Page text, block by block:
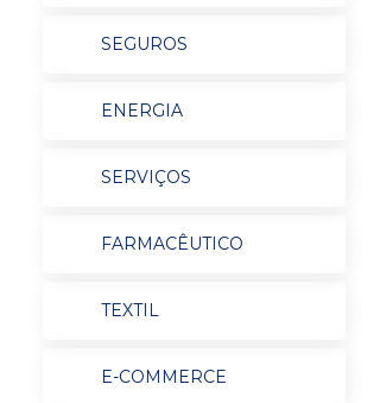
SEGUROS
ENERGIA
SERVIÇOS
FARMACÊUTICO
TEXTIL
E-COMMERCE